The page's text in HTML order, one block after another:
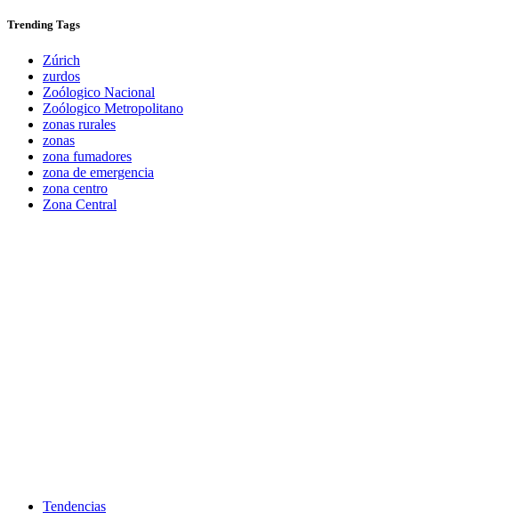
Trending Tags
Zúrich
zurdos
Zoólogico Nacional
Zoólogico Metropolitano
zonas rurales
zonas
zona fumadores
zona de emergencia
zona centro
Zona Central
Tendencias